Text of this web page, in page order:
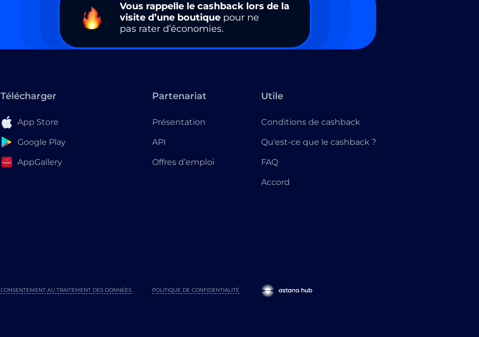
Vous rappelle le cashback lors de la
visite d’une boutique pour ne
pas rater d’économies.
Télécharger
App Store
Google Play
AppGallery
Partenariat
Présentation
API
Offres d’emploi
Utile
Conditions de cashback
Qu'est-ce que le cashback ?
FAQ
Accord
POLITIQUE DE CONFIDENTIALITÉ
CONSENTEMENT AU TRAITEMENT DES DONNÉES